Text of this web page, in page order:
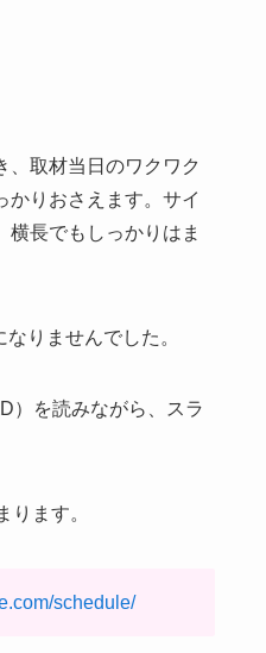
、取材当日のワクワク
かりおさえます。サイ
横長でもしっかりはま
りませんでした。
）を読みながら、スラ
ます。
schedule/